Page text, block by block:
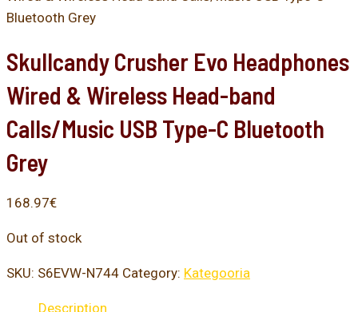
Bluetooth Grey
Skullcandy Crusher Evo Headphones
Wired & Wireless Head-band
Calls/Music USB Type-C Bluetooth
Grey
168.97€
Out of stock
SKU: S6EVW-N744 Category: Kategooria
Description